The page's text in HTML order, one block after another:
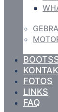
FOTOS
LINKS
FAQ